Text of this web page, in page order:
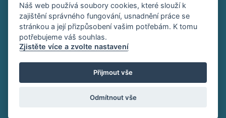
tel:+420 296 809 111
office@imc.cas.cz
Sledujte nás:
Náš web používá soubory cookies, které slouží k
zajištění správného fungování, usnadnění práce se
stránkou a její přizpůsobení vašim potřebám. K tomu
potřebujeme váš souhlas.
Zjistěte více a zvolte nastavení
Přijmout vše
Odmítnout vše